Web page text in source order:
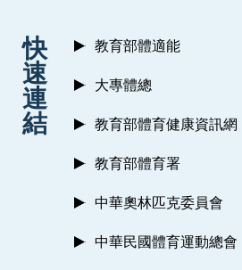
快
速
連
結
教育部體適能
大專體總
教育部體育健康資訊網
教育部體育署
中華奧林匹克委員會
中華民國體育運動總會